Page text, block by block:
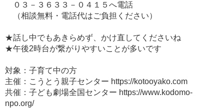
０３－３６３３－０４１５へ電話
（相談無料・電話代はご負担ください）
★話し中でもあきらめず、かけ直してくださいね
★午後2時台が繋がりやすいことが多いです
対象：子育て中の方
主催：こうとう親子センター https://kotooyako.com
共催：子ども劇場全国センター https://www.kodomo-
npo.org/